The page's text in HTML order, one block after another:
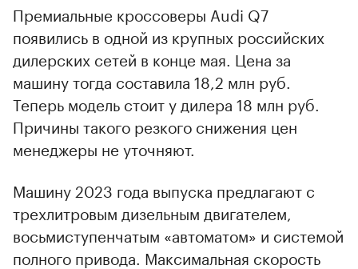
Премиальные кроссоверы Audi Q7
появились в одной из крупных российских
дилерских сетей в конце мая. Цена за
машину тогда составила 18,2 млн руб.
Теперь модель стоит у дилера 18 млн руб.
Причины такого резкого снижения цен
менеджеры не уточняют.
Машину 2023 года выпуска предлагают с
трехлитровым дизельным двигателем,
восьмиступенчатым «автоматом» и системой
полного привода. Максимальная скорость